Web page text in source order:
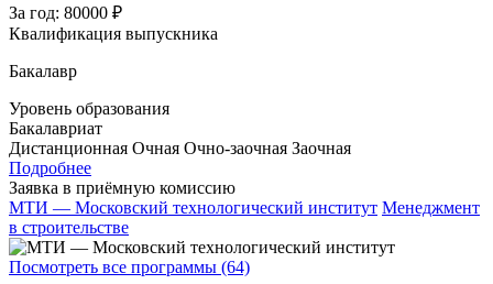
За год: 80000 ₽
Квалификация выпускника
Бакалавр
Уровень образования
Бакалавриат
Дистанционная Очная Очно-заочная Заочная
Подробнее
Заявка в приёмную комиссию
МТИ — Московский технологический институт Менеджмент
в строительстве
Посмотреть все программы (64)